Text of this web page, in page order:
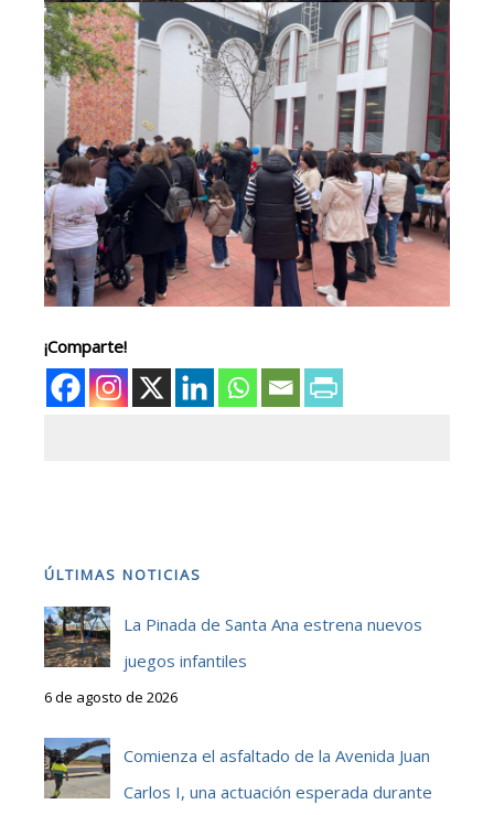
¡Comparte!
ÚLTIMAS NOTICIAS
La Pinada de Santa Ana estrena nuevos
juegos infantiles
6 de agosto de 2026
Comienza el asfaltado de la Avenida Juan
Carlos I, una actuación esperada durante